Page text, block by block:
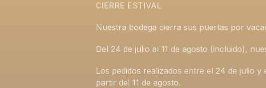
CIERRE ESTIVAL
Nuestra bodega cierra sus puertas por
Del 24 de julio al 11 de agosto (incluido),
Los pedidos realizados entre el 24 de julio
partir del 11 de agosto.